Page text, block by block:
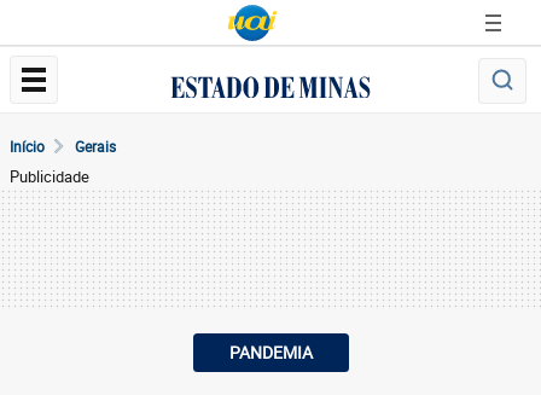
Início Gerais
Publicidade
PANDEMIA